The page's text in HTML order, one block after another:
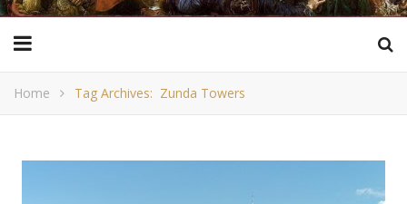
Home Tag Archives: Zunda Towers